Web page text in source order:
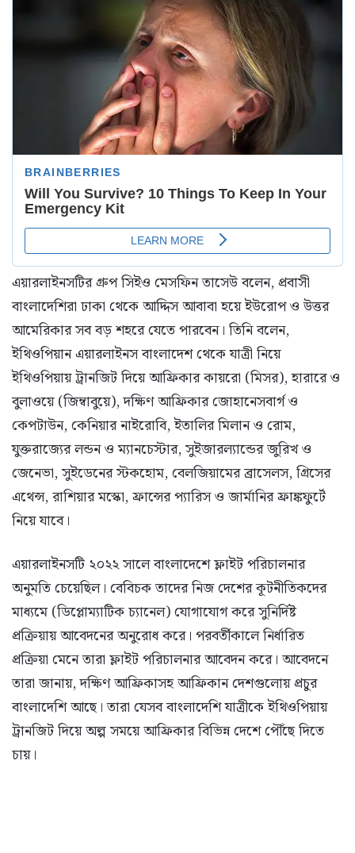
এয়ারলাইনসটির গ্রুপ সিইও মেসফিন তাসেউ বলেন, প্রবাসী
বাংলাদেশিরা ঢাকা থেকে আদ্দিস আবাবা হয়ে ইউরোপ ও উত্তর
আমেরিকার সব বড় শহরে যেতে পারবেন। তিনি বলেন,
ইথিওপিয়ান এয়ারলাইনস বাংলাদেশ থেকে যাত্রী নিয়ে
ইথিওপিয়ায় ট্রানজিট দিয়ে আফ্রিকার কায়রো (মিসর), হারারে ও
বুলাওয়ে (জিম্বাবুয়ে), দক্ষিণ আফ্রিকার জোহানেসবার্গ ও
কেপটাউন, কেনিয়ার নাইরোবি, ইতালির মিলান ও রোম,
যুক্তরাজ্যের লন্ডন ও ম্যানচেস্টার, সুইজারল্যান্ডের জুরিখ ও
জেনেভা, সুইডেনের স্টকহোম, বেলজিয়ামের ব্রাসেলস, গ্রিসের
এথেন্স, রাশিয়ার মস্কো, ফ্রান্সের প্যারিস ও জার্মানির ফ্রাঙ্কফুর্টে
নিয়ে যাবে।
এয়ারলাইনসটি ২০২২ সালে বাংলাদেশে ফ্লাইট পরিচালনার
অনুমতি চেয়েছিল। বেবিচক তাদের নিজ দেশের কূটনীতিকদের
মাধ্যমে (ডিপ্লোম্যাটিক চ্যানেল) যোগাযোগ করে সুনির্দিষ্ট
প্রক্রিয়ায় আবেদনের অনুরোধ করে। পরবর্তীকালে নির্ধারিত
প্রক্রিয়া মেনে তারা ফ্লাইট পরিচালনার আবেদন করে। আবেদনে
তারা জানায়, দক্ষিণ আফ্রিকাসহ আফ্রিকান দেশগুলোয় প্রচুর
বাংলাদেশি আছে। তারা যেসব বাংলাদেশি যাত্রীকে ইথিওপিয়ায়
ট্রানজিট দিয়ে অল্প সময়ে আফ্রিকার বিভিন্ন দেশে পৌঁছে দিতে
চায়।